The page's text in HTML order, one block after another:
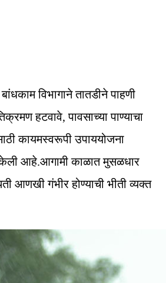
विभागाने तातडीने पाहणी
हटवावे, पावसाच्या पाण्याचा
कायमस्वरूपी उपाययोजना
केली आहे.आगामी काळात मुसळधार
आणखी गंभीर होण्याची भीती व्यक्त